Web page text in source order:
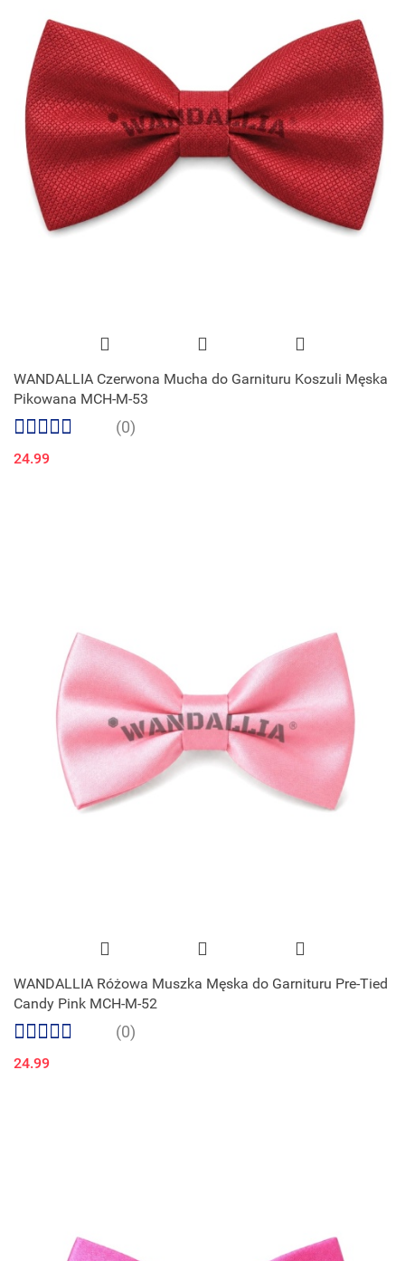
WANDALLIA Czerwona Mucha do Garnituru Koszuli Męska
Pikowana MCH-M-53
(0)
24.99
WANDALLIA Różowa Muszka Męska do Garnituru Pre-Tied
Candy Pink MCH-M-52
(0)
24.99